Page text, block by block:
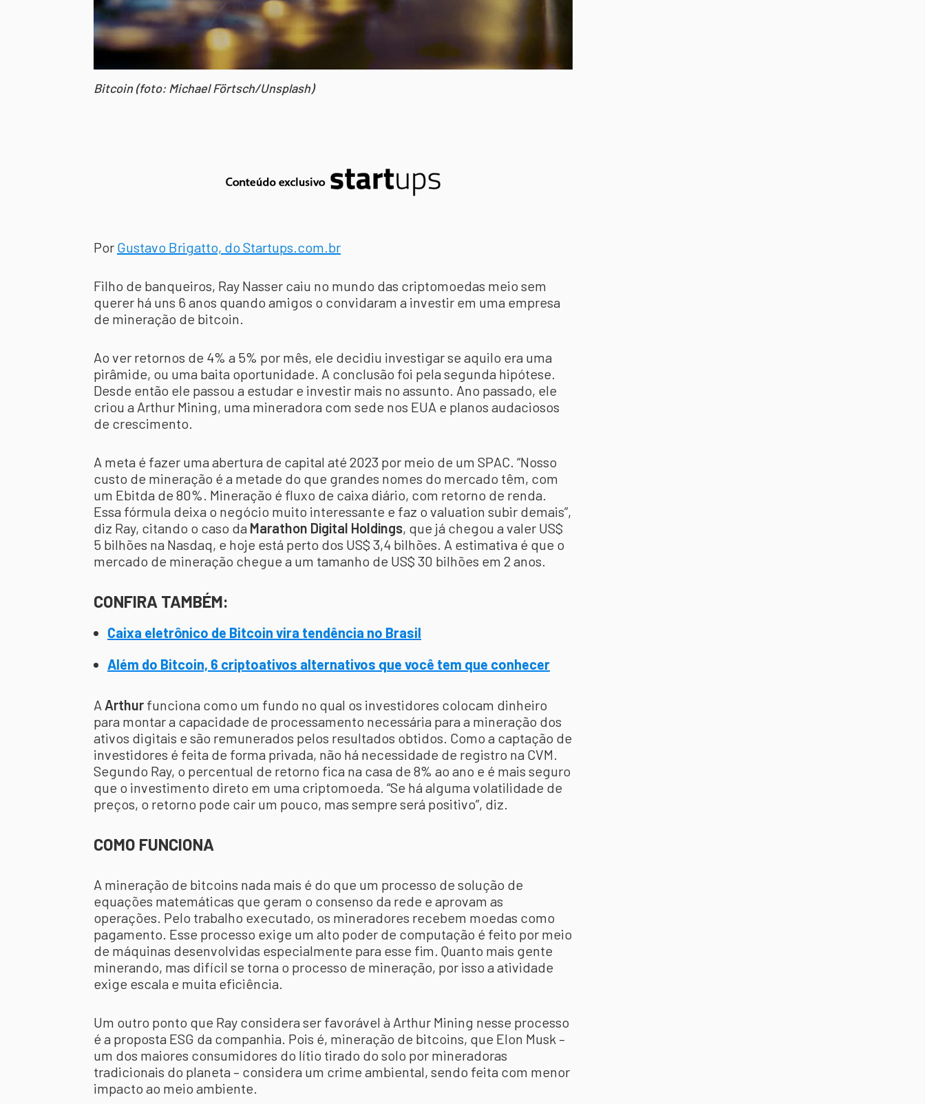
Bitcoin (foto: Michael Förtsch/Unsplash)
Por Gustavo Brigatto, do Startups.com.br
Filho de banqueiros, Ray Nasser caiu no mundo das criptomoedas meio sem
querer há uns 6 anos quando amigos o convidaram a investir em uma empresa
de mineração de bitcoin.
Ao ver retornos de 4% a 5% por mês, ele decidiu investigar se aquilo era uma
pirâmide, ou uma baita oportunidade. A conclusão foi pela segunda hipótese.
Desde então ele passou a estudar e investir mais no assunto. Ano passado, ele
criou a Arthur Mining, uma mineradora com sede nos EUA e planos audaciosos
de crescimento.
A meta é fazer uma abertura de capital até 2023 por meio de um SPAC. “Nosso
custo de mineração é a metade do que grandes nomes do mercado têm, com
um Ebitda de 80%. Mineração é fluxo de caixa diário, com retorno de renda.
Essa fórmula deixa o negócio muito interessante e faz o valuation subir demais”,
diz Ray, citando o caso da Marathon Digital Holdings, que já chegou a valer US$
5 bilhões na Nasdaq, e hoje está perto dos US$ 3,4 bilhões. A estimativa é que o
mercado de mineração chegue a um tamanho de US$ 30 bilhões em 2 anos.
CONFIRA TAMBÉM:
Caixa eletrônico de Bitcoin vira tendência no Brasil
Além do Bitcoin, 6 criptoativos alternativos que você tem que conhecer
A Arthur funciona como um fundo no qual os investidores colocam dinheiro
para montar a capacidade de processamento necessária para a mineração dos
ativos digitais e são remunerados pelos resultados obtidos. Como a captação de
investidores é feita de forma privada, não há necessidade de registro na CVM.
Segundo Ray, o percentual de retorno fica na casa de 8% ao ano e é mais seguro
que o investimento direto em uma criptomoeda. “Se há alguma volatilidade de
preços, o retorno pode cair um pouco, mas sempre será positivo”, diz.
COMO FUNCIONA
A mineração de bitcoins nada mais é do que um processo de solução de
equações matemáticas que geram o consenso da rede e aprovam as
operações. Pelo trabalho executado, os mineradores recebem moedas como
pagamento. Esse processo exige um alto poder de computação é feito por meio
de máquinas desenvolvidas especialmente para esse fim. Quanto mais gente
minerando, mas difícil se torna o processo de mineração, por isso a atividade
exige escala e muita eficiência.
Um outro ponto que Ray considera ser favorável à Arthur Mining nesse processo
é a proposta ESG da companhia. Pois é, mineração de bitcoins, que Elon Musk –
um dos maiores consumidores do lítio tirado do solo por mineradoras
tradicionais do planeta – considera um crime ambiental, sendo feita com menor
impacto ao meio ambiente.